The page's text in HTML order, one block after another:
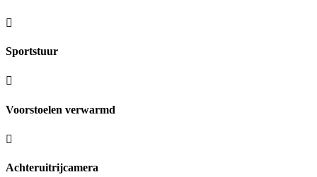
Sportstuur
Voorstoelen verwarmd
Achteruitrijcamera